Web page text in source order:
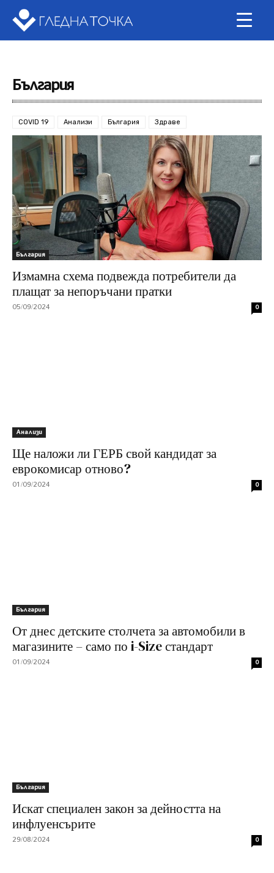
България
COVID 19 Анализи България Здраве
България
Измамна схема подвежда потребители да
плащат за непоръчани пратки
05/09/2024 0
Анализи
Ще наложи ли ГЕРБ свой кандидат за
еврокомисар отново?
01/09/2024 0
България
От днес детските столчета за автомобили в
магазините – само по i-Size стандарт
01/09/2024 0
България
Искат специален закон за дейността на
инфлуенсърите
29/08/2024 0